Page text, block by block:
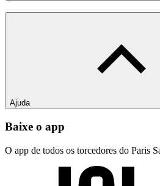
Ajuda
Baixe o app
O app de todos os torcedores do Paris